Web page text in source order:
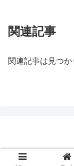
関連記事
関連記事は見つか